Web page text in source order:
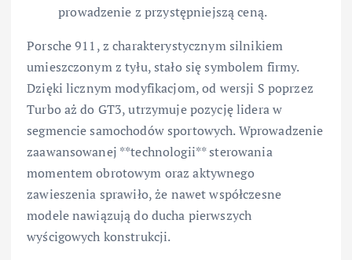
prowadzenie z przystępniejszą ceną.
Porsche 911, z charakterystycznym silnikiem
umieszczonym z tyłu, stało się symbolem firmy.
Dzięki licznym modyfikacjom, od wersji S poprzez
Turbo aż do GT3, utrzymuje pozycję lidera w
segmencie samochodów sportowych. Wprowadzenie
zaawansowanej **technologii** sterowania
momentem obrotowym oraz aktywnego
zawieszenia sprawiło, że nawet współczesne
modele nawiązują do ducha pierwszych
wyścigowych konstrukcji.